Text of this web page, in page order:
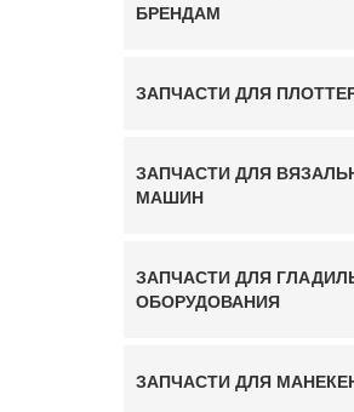
БРЕНДАМ
ЗАПЧАСТИ ДЛЯ
ЗАПЧАСТИ ДЛЯ
МАШИН
ЗАПЧАСТИ ДЛЯ
ОБОРУДОВАНИЯ
ЗАПЧАСТИ ДЛЯ